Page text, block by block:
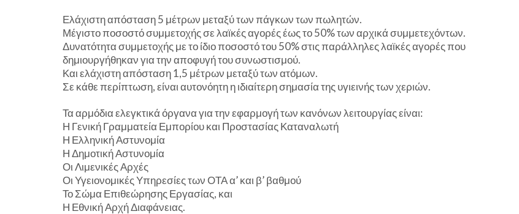
Ελάχιστη απόσταση 5 μέτρων μεταξύ των πάγκων των πωλητών.
Μέγιστο ποσοστό συμμετοχής σε λαϊκές αγορές έως το 50% των αρχικά συμμετεχόντων.
Δυνατότητα συμμετοχής με το ίδιο ποσοστό του 50% στις παράλληλες λαϊκές αγορές που
δημιουργήθηκαν για την αποφυγή του συνωστισμού.
Και ελάχιστη απόσταση 1,5 μέτρων μεταξύ των ατόμων.
Σε κάθε περίπτωση, είναι αυτονόητη η ιδιαίτερη σημασία της υγιεινής των χεριών.
Τα αρμόδια ελεγκτικά όργανα για την εφαρμογή των κανόνων λειτουργίας είναι:
Η Γενική Γραμματεία Εμπορίου και Προστασίας Καταναλωτή
Η Ελληνική Αστυνομία
Η Δημοτική Αστυνομία
Οι Λιμενικές Αρχές
Οι Υγειονομικές Υπηρεσίες των ΟΤΑ α’ και β’ βαθμού
Το Σώμα Επιθεώρησης Εργασίας, και
Η Εθνική Αρχή Διαφάνειας.